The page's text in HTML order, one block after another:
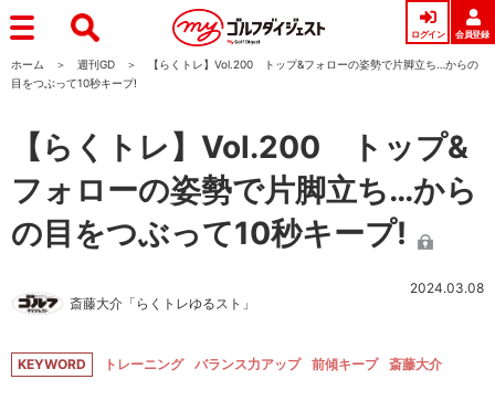
ログイン 会員登録
ホーム 週刊GD
【らくトレ】Vol.200 トップ&フォローの姿勢で片脚立ち…からの
目をつぶって10秒キープ!
【らくトレ】Vol.200 トップ&
フォローの姿勢で片脚立ち…から
の目をつぶって10秒キープ!
斎藤大介「らくトレゆるスト」
2024.03.08
KEYWORD トレーニング バランス力アップ 前傾キープ 斎藤大介